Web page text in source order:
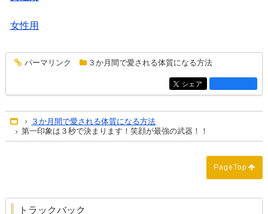
女性用
entry1283
パーマリンク ３か月間で愛される体質になる方法
entry1283
シェア
Home３か月間で愛される体質になる方法
第一印象は３秒で決まります！笑顔が最強の武器！！
PageTop
トラックバック